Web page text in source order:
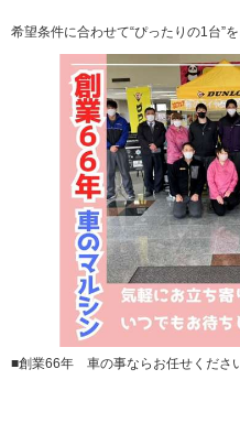
希望条件に合わせて“ぴったりの1台”を
■創業66年 車の事ならお任せくださ